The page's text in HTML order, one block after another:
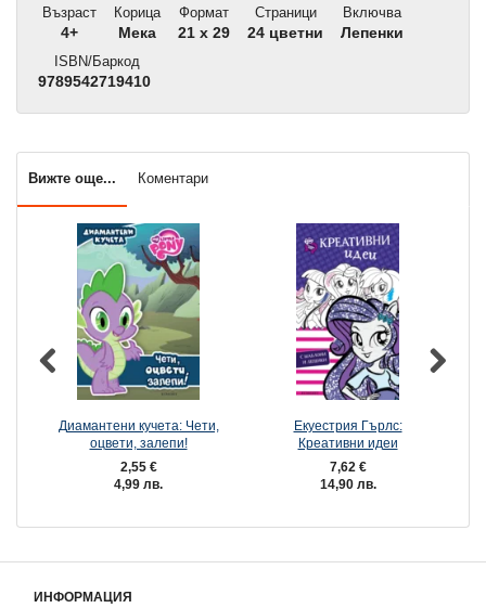
Възраст
4+
Корица
Мека
Формат
21 x 29
Страници
24 цветни
Включва
Лепенки
ISBN/Баркод
9789542719410
Вижте още... Коментари
Диамантени кучета: Чети,
оцвети, залепи!
2,55 €
4,99 лв.
Екуестрия Гърлс:
Креативни идеи
7,62 €
14,90 лв.
ИНФОРМАЦИЯ